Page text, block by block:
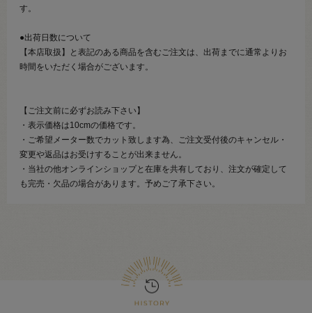
す。
●出荷日数について
【本店取扱】と表記のある商品を含むご注文は、出荷までに通常よりお
時間をいただく場合がございます。
【ご注文前に必ずお読み下さい】
・表示価格は10cmの価格です。
・ご希望メーター数でカット致します為、ご注文受付後のキャンセル・
変更や返品はお受けすることが出来ません。
・当社の他オンラインショップと在庫を共有しており、注文が確定して
も完売・欠品の場合があります。予めご了承下さい。